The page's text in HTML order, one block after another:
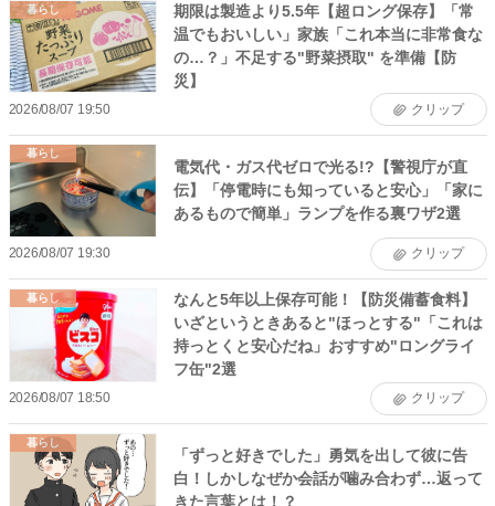
暮らし
期限は製造より5.5年【超ロング保存】「常
温でもおいしい」家族「これ本当に非常食な
の…？」不足する"野菜摂取" を準備【防
災】
2026/08/07 19:50 クリップ
暮らし
電気代・ガス代ゼロで光る!?【警視庁が直
伝】「停電時にも知っていると安心」「家に
あるもので簡単」ランプを作る裏ワザ2選
2026/08/07 19:30 クリップ
暮らし
なんと5年以上保存可能！【防災備蓄食料】
いざというときあると"ほっとする"「これは
持っとくと安心だね」おすすめ"ロングライ
フ缶"2選
2026/08/07 18:50 クリップ
暮らし
「ずっと好きでした」勇気を出して彼に告
白！しかしなぜか会話が噛み合わず…返って
きた言葉とは！？